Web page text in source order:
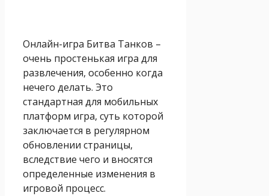
Онлайн-игра Битва Танков –
очень простенькая игра для
развлечения, особенно когда
нечего делать. Это
стандартная для мобильных
платформ игра, суть которой
заключается в регулярном
обновлении страницы,
вследствие чего и вносятся
определенные изменения в
игровой процесс.